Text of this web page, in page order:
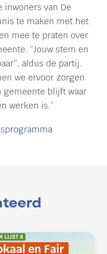
inwoners van De
te maken met het
mee te praten over
“Jouw stem en
aldus de partij.
we ervoor zorgen
gemeente blijft waar
werken is.”